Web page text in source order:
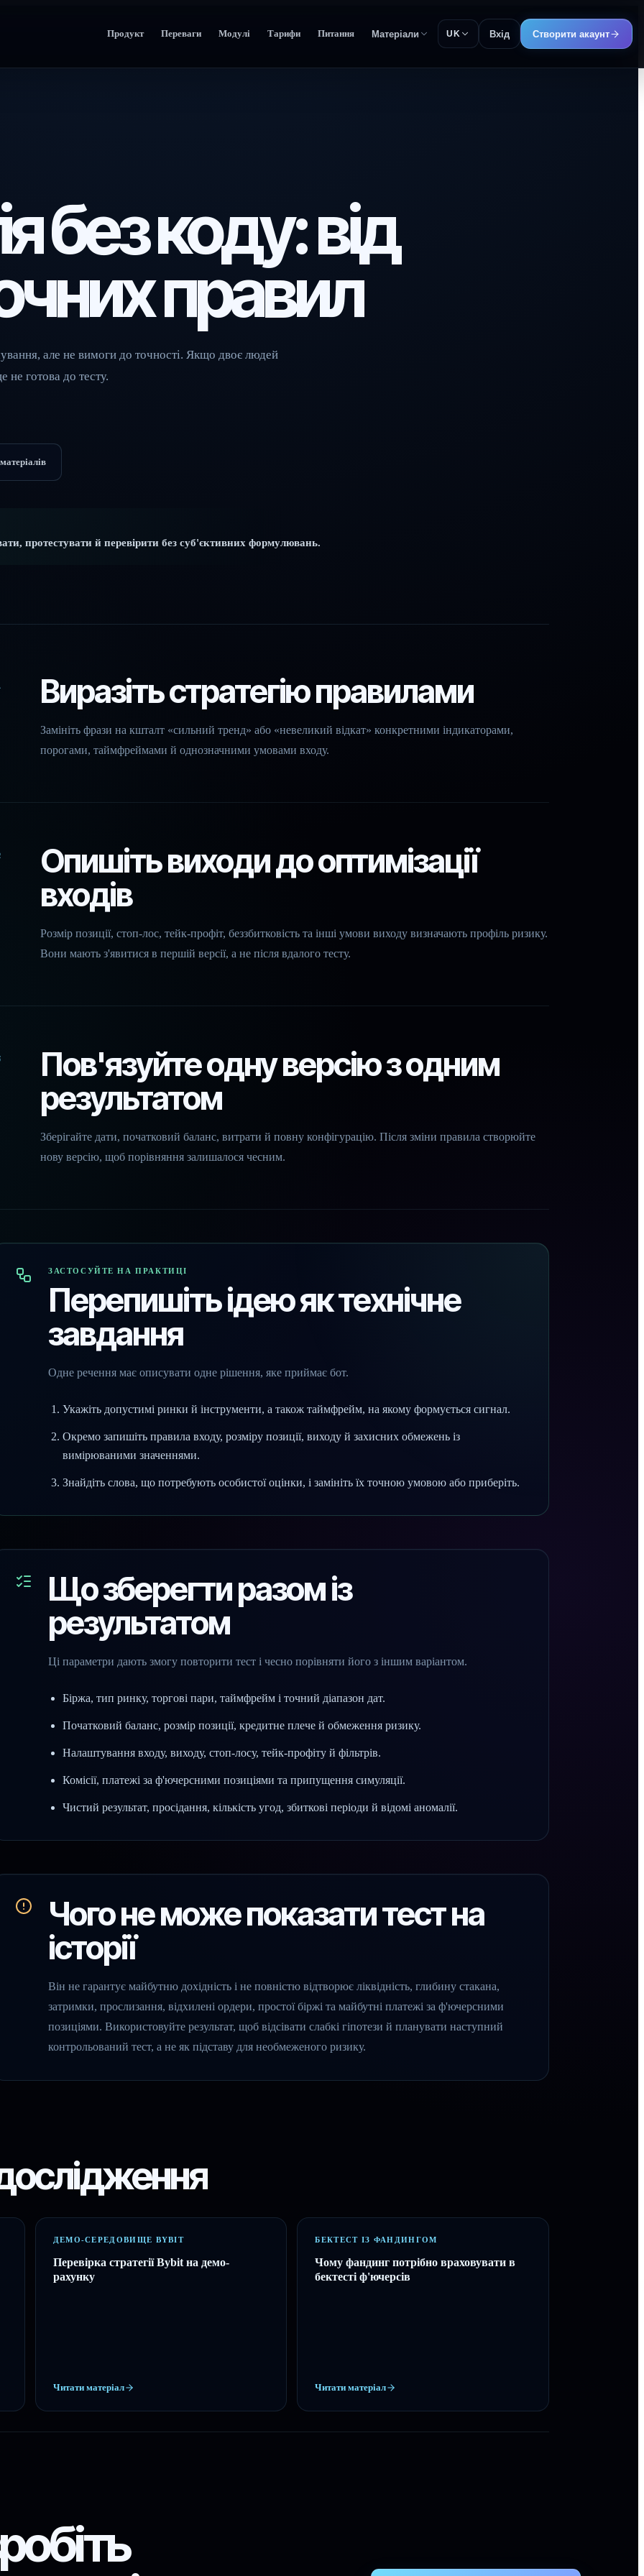
Продукт Переваги Модулі Тарифи Питання Матеріали UK Вхід Створити акаунт
без коду: від
правил
але не вимоги до точності. Якщо двоє людей
не готова до тесту.
протестувати й перевірити без суб'єктивних формулювань.
Виразіть стратегію правилами
Замініть фрази на кшталт «сильний тренд» або «невеликий відкат» конкретними індикаторами,
порогами, таймфреймами й однозначними умовами входу.
Опишіть виходи до оптимізації
входів
Розмір позиції, стоп-лос, тейк-профіт, беззбитковість та інші умови виходу визначають профіль ризику.
Вони мають з'явитися в першій версії, а не після вдалого тесту.
Пов'язуйте одну версію з одним
результатом
Зберігайте дати, початковий баланс, витрати й повну конфігурацію. Після зміни правила створюйте
нову версію, щоб порівняння залишалося чесним.
ЗАСТОСУЙТЕ НА ПРАКТИЦІ
Перепишіть ідею як технічне
завдання
Одне речення має описувати одне рішення, яке приймає бот.
Укажіть допустимі ринки й інструменти, а також таймфрейм, на якому формується сигнал.
Окремо запишіть правила входу, розміру позиції, виходу й захисних обмежень із
вимірюваними значеннями.
Знайдіть слова, що потребують особистої оцінки, і замініть їх точною умовою або приберіть.
Що зберегти разом із
результатом
Ці параметри дають змогу повторити тест і чесно порівняти його з іншим варіантом.
Біржа, тип ринку, торгові пари, таймфрейм і точний діапазон дат.
Початковий баланс, розмір позиції, кредитне плече й обмеження ризику.
Налаштування входу, виходу, стоп-лосу, тейк-профіту й фільтрів.
Комісії, платежі за ф'ючерсними позиціями та припущення симуляції.
Чистий результат, просідання, кількість угод, збиткові періоди й відомі аномалії.
Чого не може показати тест на
історії
Він не гарантує майбутню дохідність і не повністю відтворює ліквідність, глибину стакана,
затримки, прослизання, відхилені ордери, простої біржі та майбутні платежі за ф'ючерсними
позиціями. Використовуйте результат, щоб відсівати слабкі гіпотези й планувати наступний
контрольований тест, а не як підставу для необмеженого ризику.
ДЕМО-СЕРЕДОВИЩЕ BYBIT
Перевірка стратегії Bybit на демо-
рахунку
Читати матеріал
БЕКТЕСТ ІЗ ФАНДИНГОМ
Чому фандинг потрібно враховувати в
бектесті ф'ючерсів
Читати матеріал